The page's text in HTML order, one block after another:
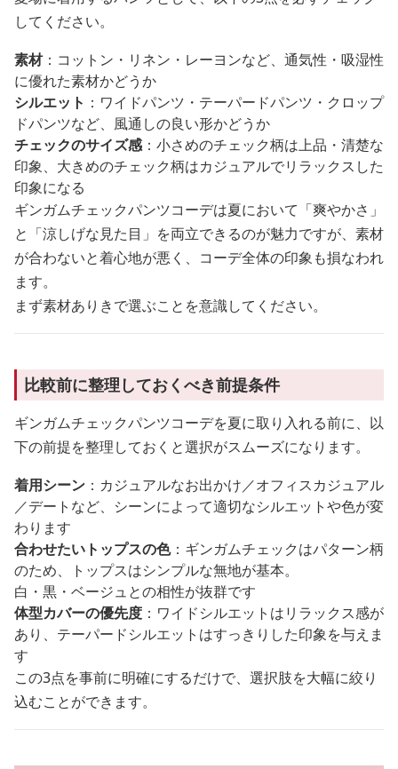
してください。
素材：コットン・リネン・レーヨンなど、通気性・吸湿性
に優れた素材かどうか
シルエット ：ワイドパンツ・テーパードパンツ・クロップ
ドパンツなど、風通しの良い形かどうか
チェックのサイズ感：小さめのチェック柄は上品・清楚な
印象、大きめのチェック柄はカジュアルでリラックスした
印象になる
ギンガムチェックパンツコーデは夏において「爽やかさ」
と「涼しげな見た目」を両立できるのが魅力ですが、素材
が合わないと着心地が悪く、コーデ全体の印象も損なわれ
ます。
まず素材ありきで選ぶことを意識してください。
比較前に整理しておくべき前提条件
ギンガムチェックパンツコーデを夏に取り入れる前に、以
下の前提を整理しておくと選択がスムーズになります。
着用シーン ：カジュアルなお出かけ／オフィスカジュアル
／デートなど、シーンによって適切なシルエットや色が変
わります
合わせたいトップスの色：ギンガムチェックはパターン柄
のため、トップスはシンプルな無地が基本。
白・黒・ベージュとの相性が抜群です
体型カバーの優先度 ：ワイドシルエットはリラックス感が
あり、テーパードシルエットはすっきりした印象を与えま
す
この3点を事前に明確にするだけで、選択肢を大幅に絞り
込むことができます。